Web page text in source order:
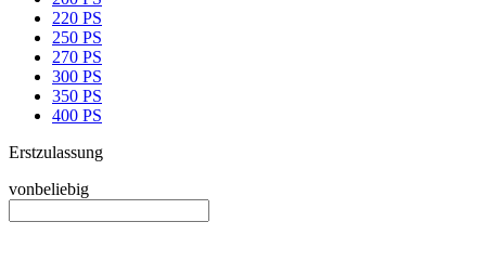
220 PS
250 PS
270 PS
300 PS
350 PS
400 PS
Erstzulassung
vonbeliebig